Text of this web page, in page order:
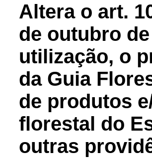
Altera o art.
de outubro
utilização, o
da Guia
de produtos
florestal do
outras